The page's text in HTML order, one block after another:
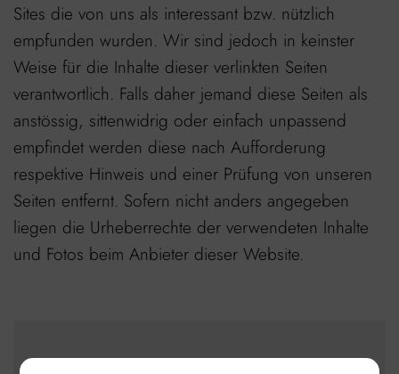
Sites die von uns als interessant bzw. nützlich
empfunden wurden. Wir sind jedoch in keinster
Weise für die Inhalte dieser verlinkten Seiten
verantwortlich. Falls daher jemand diese Seiten als
anstössig, sittenwidrig oder einfach unpassend
empfindet werden diese nach Aufforderung
respektive Hinweis und einer Prüfung von unseren
Seiten entfernt. Sofern nicht anders angegeben
liegen die Urheberrechte der verwendeten Inhalte
und Fotos beim Anbieter dieser Website.